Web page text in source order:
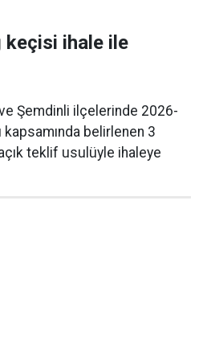
keçisi ihale ile
Şemdinli ilçelerinde 2026-
belirlenen 3
teklif usulüyle ihaleye